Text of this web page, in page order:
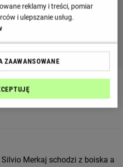
boiska i zastępuje go Raphael
Merkaj schodzi z boiska a
reklamy i treści, pomiar
odbiorców i ulepszanie usług.
ZAAWANSOWANE